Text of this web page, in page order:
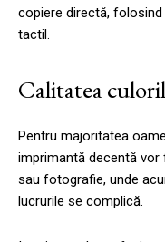
copiere directă,
tactil.
Calitatea
Pentru majoritatea
imprimantă decentă vor
sau fotografie, unde
lucrurile se complică.